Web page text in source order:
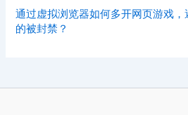
通过虚拟浏览器如何多开网页游戏
的被封禁？